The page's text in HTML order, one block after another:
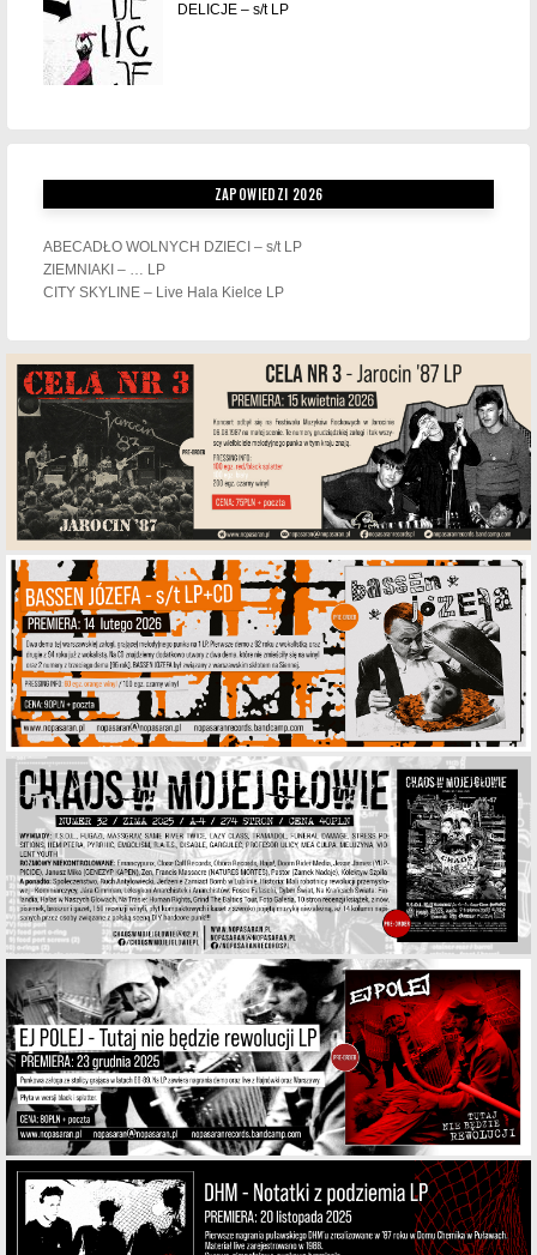
DELICJE – s/t LP
ZAPOWIEDZI 2026
ABECADŁO WOLNYCH DZIECI – s/t LP
ZIEMNIAKI – … LP
CITY SKYLINE – Live Hala Kielce LP